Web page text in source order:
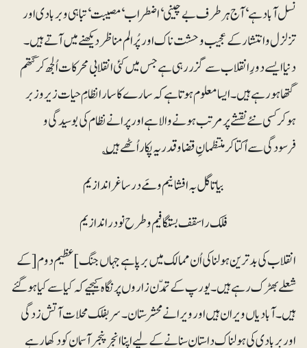
نسل آباد ہے‘ آج ہر طرف بے چینی‘ اضطراب‘ مصیبت‘ تباہی و بربادی اور
تزلزل و انتشار کے عجیب وحشت ناک اور پُرالم مناظر دیکھنے میں آتے ہیں۔
دنیا ایسے دورِ انقلاب سے گزر رہی ہے جس میں کئی انقلابی محرکات اُلجھ کر گتھم
گتھا ہو رہے ہیں۔ ایسا معلوم ہوتا ہے کہ سارے کا سارا نظامِ حیات زیروزبر
ہوکر کسی نئے نقشے پر مرتب ہونے والا ہے اور پرانے نظام کی بوسیدگی و
فرسودگی سے اُکتا کر منتظمانِ قضا و قدر یہ پکار اُٹھے ہیں ؎
بیاتاگل بہ افشانیم ومَے در ساغر اندازیم
فلک را سقف بستگافیم و طرح نودراندازیم
انقلاب کی بدترین ہولناکی اُن ممالک میں برپا ہے جہاں جنگ ] عظیم دوم[ کے
شعلے بھڑک رہے ہیں۔ یورپ کے تمدّن زاروں پر نگاہ کیجیے کہ کیا سے کیا ہوگئے
ہیں۔ آبادیاں ویران ہیں اور ویرانے محشرستان۔ سربفلک محلات آتش زدگی
اور بربادی کی ہولناک داستان سنانے کے لیے اپنا انجرپنجرآسمان کو دکھا رہے